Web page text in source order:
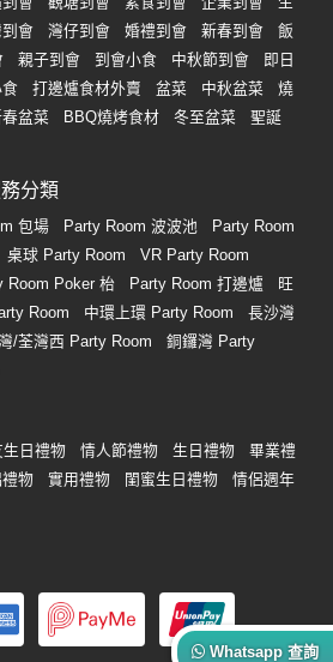
Whatsapp 查詢
會 灣仔到會 婚禮到會 新春到會
飯
親子到會 到會小食 中秋節到會
即日
打邊爐食材外賣 盆菜 中秋盆菜
燒
盆菜 BBQ燒烤食材 冬至盆菜
聖誕
分類
包場 Party Room 波波池
Party Room
桌球 Party Room
VR Party Room
Room Poker 枱 Party Room 打邊爐
旺
Room 中環上環 Party Room
長沙灣
/荃灣西 Party Room
銅鑼灣 Party
生日禮物 情人節禮物 生日禮物
畢業禮
物 實用禮物 閨蜜生日禮物
情侶週年